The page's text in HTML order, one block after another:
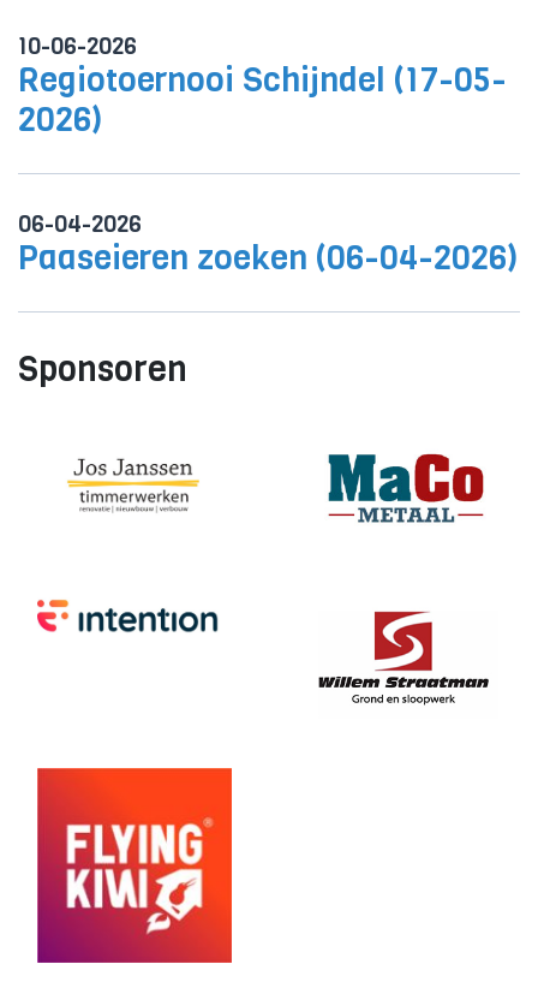
10-06-2026
Regiotoernooi Schijndel (17-05-
2026)
06-04-2026
Paaseieren zoeken (06-04-2026)
Sponsoren